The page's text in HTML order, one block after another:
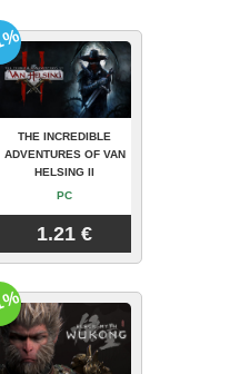
THE INCREDIBLE
ADVENTURES OF VAN
HELSING II
PC
1.21 €